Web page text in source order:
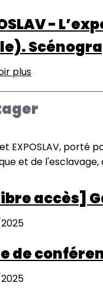
-
plus
L’exposition
l’esclavage
dans
musées
en
siècle).
Scénographies,
EXPOSLAV, porté
et de l'esclavage,
accès]
de